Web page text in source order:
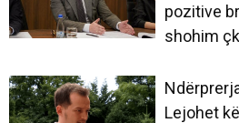
pozitive
shohim
Lejohet